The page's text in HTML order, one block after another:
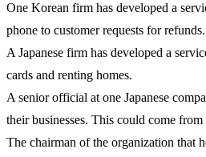
One Korean firm has developed a
phone to customer requests for refunds.
A Japanese firm has developed a
cards and renting homes.
A senior official at one Japanese
their businesses. This could come
The chairman of the organization that